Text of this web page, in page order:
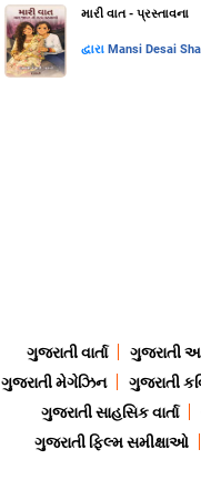
મારી વાત - પ્રસ્તાવના
દ્વારા Mansi Desai
ગુજરાતી વાર્તા ગુજરાતી
ગુજરાતી મેગેઝિન
ગુજરાતી
ગુજરાતી સાહસિક વાર્તા
ગુજરાતી ફિલ્મ સમીક્ષાઓ